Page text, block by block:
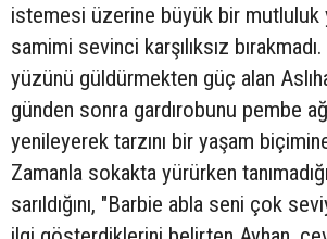
istemesi üzerine büyük bir mutluluk
samimi sevinci karşılıksız
yüzünü güldürmekten güç alan
günden sonra gardırobunu pembe
yenileyerek tarzını bir yaşam
Zamanla sokakta yürürken
sarıldığını, "Barbie abla seni çok